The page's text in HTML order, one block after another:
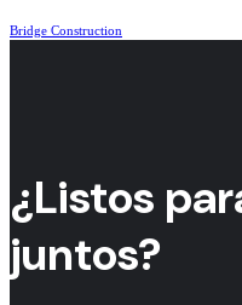
Bridge Construction
¿Listos
juntos?